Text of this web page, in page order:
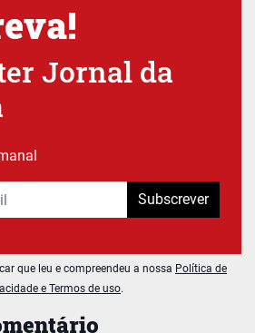
Jornal da
Subscrever
que leu e compreendeu a nossa Política de
e Termos de uso.